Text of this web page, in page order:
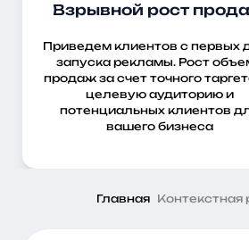
Взрывной рост
Приведем клиентов с первых
запуска рекламы. Рост
продаж за счет точного
целевую аудиторию и
потенциальных клиентов
вашего бизнеса
Главная Контекстная